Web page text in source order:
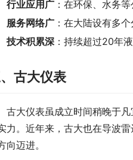
行业应用广 ：在环保、水务
服务网络广 ：在大陆设有多
技术积累深 ：持续超过20年
古大仪表
大仪表虽成立时间稍晚于凡
力。近年来，古大也在导波
向迈进。